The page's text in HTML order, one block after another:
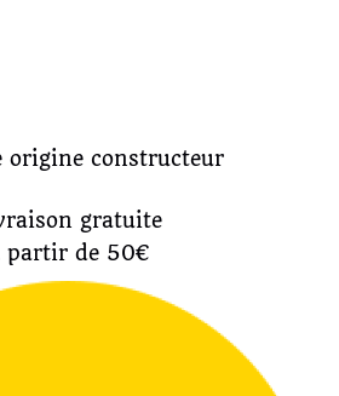
origine constructeur
gratuite
partir de 50€